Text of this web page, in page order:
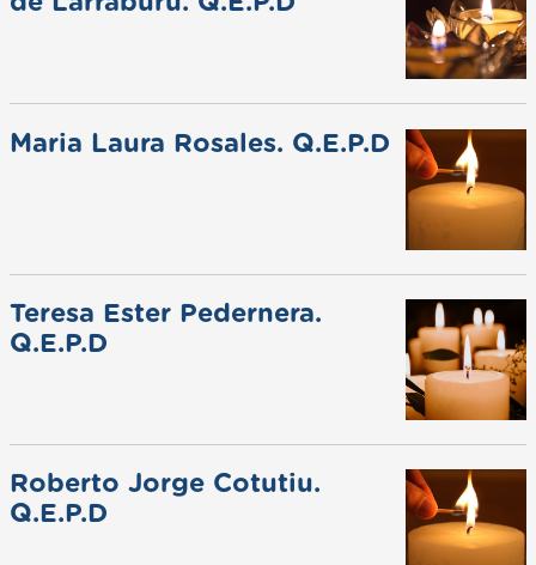
Maria Laura Rosales. Q.E.P.D
Teresa Ester Pedernera.
Q.E.P.D
Roberto Jorge Cotutiu.
Q.E.P.D